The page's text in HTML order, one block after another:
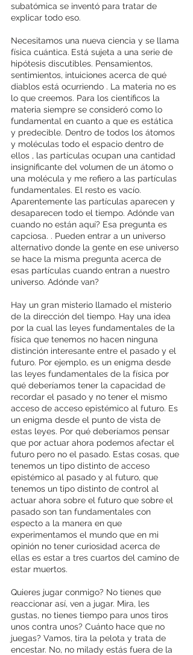
subatómica se inventó para tratar de
explicar todo eso.
Necesitamos una nueva ciencia y se llama
física cuántica. Está sujeta a una serie de
hipótesis discutibles. Pensamientos,
sentimientos, intuiciones acerca de qué
diablos está ocurriendo . La materia no es
lo que creemos. Para los científicos la
materia siempre se consideró como lo
fundamental en cuanto a que es estática
y predecible. Dentro de todos los átomos
y moléculas todo el espacio dentro de
ellos , las partículas ocupan una cantidad
insignificante del volumen de un átomo o
una molécula y me refiero a las partículas
fundamentales. El resto es vacío.
Aparentemente las partículas aparecen y
desaparecen todo el tiempo. Adónde van
cuando no están aquí? Esa pregunta es
capciosa. . Pueden entrar a un universo
alternativo donde la gente en ese universo
se hace la misma pregunta acerca de
esas partículas cuando entran a nuestro
universo. Adónde van?
Hay un gran misterio llamado el misterio
de la dirección del tiempo. Hay una idea
por la cual las leyes fundamentales de la
física que tenemos no hacen ninguna
distinción interesante entre el pasado y el
futuro. Por ejemplo, es un enigma desde
las leyes fundamentales de la física por
qué deberíamos tener la capacidad de
recordar el pasado y no tener el mismo
acceso de acceso epistémico al futuro. Es
un enigma desde el punto de vista de
estas leyes. Por qué deberíamos pensar
que por actuar ahora podemos afectar el
futuro pero no el pasado. Estas cosas, que
tenemos un tipo distinto de acceso
epistémico al pasado y al futuro, que
tenemos un tipo distinto de control al
actuar ahora sobre el futuro que sobre el
pasado son tan fundamentales con
especto a la manera en que
experimentamos el mundo que en mi
opinión no tener curiosidad acerca de
ellas es estar a tres cuartos del camino de
estar muertos.
Quieres jugar conmigo? No tienes que
reaccionar así, ven a jugar. Mira, les
gustas, no tienes tiempo para unos tiros
unos contra unos? Cuánto hace que no
juegas? Vamos, tira la pelota y trata de
encestar. No, no milady estás fuera de la